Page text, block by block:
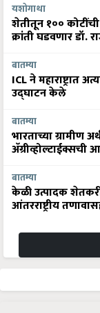
यशोगाथा
शेतीतून १००
क्रांती घडवणार डॉ.
बातम्या
ICL ने महाराष्ट्रात
उद्घाटन केले
बातम्या
भारताच्या ग्रामीण
अ‍ॅग्रीव्होल्टाईक्सची
बातम्या
केळी उत्पादक
आंतरराष्ट्रीय